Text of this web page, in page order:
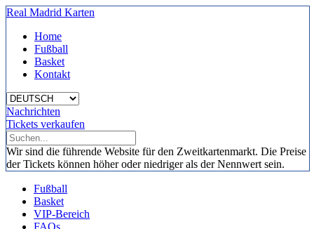
Real Madrid Karten
Home
Fußball
Basket
Kontakt
Nachrichten
Tickets verkaufen
Wir sind die führende Website für den Zweitkartenmarkt. Die Preise
der Tickets können höher oder niedriger als der Nennwert sein.
Fußball
Basket
VIP-Bereich
FAQs